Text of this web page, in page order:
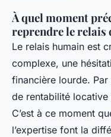
À quel moment
reprendre le relais
Le relais humain est
complexe, une
financière lourde.
de rentabilité
C’est à ce moment
l’expertise font la